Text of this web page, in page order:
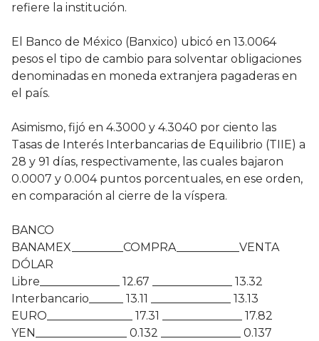
refiere la institución.
El Banco de México (Banxico) ubicó en 13.0064
pesos el tipo de cambio para solventar obligaciones
denominadas en moneda extranjera pagaderas en
el país.
Asimismo, fijó en 4.3000 y 4.3040 por ciento las
Tasas de Interés Interbancarias de Equilibrio (TIIE) a
28 y 91 días, respectivamente, las cuales bajaron
0.0007 y 0.004 puntos porcentuales, en ese orden,
en comparación al cierre de la víspera.
BANCO
BANAMEX_________COMPRA___________VENTA
DÓLAR
Libre______________ 12.67 ______________ 13.32
Interbancario______ 13.11 ______________ 13.13
EURO_______________ 17.31 ______________ 17.82
YEN________________ 0.132 ______________ 0.137